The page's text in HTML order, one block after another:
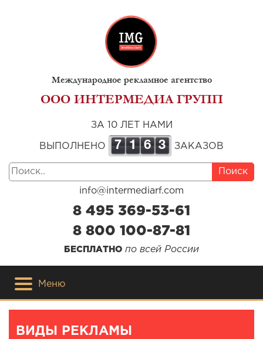
Международное рекламное агентство
ООО ИНТЕРМЕДИА ГРУПП
ЗА 10 ЛЕТ НАМИ
ВЫПОЛНЕНО 7 1 6 3 ЗАКАЗОВ
Поиск
info@intermediarf.com
8 495 369-53-61
8 800 100-87-81
БЕСПЛАТНО по всей России
Меню
ВИДЫ РЕКЛАМЫ